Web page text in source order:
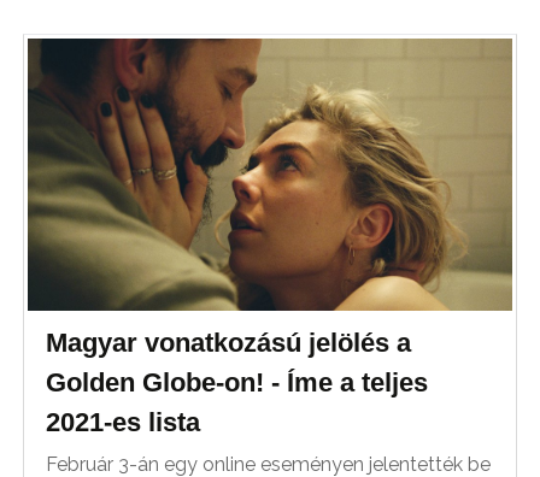
Magyar vonatkozású jelölés a
Golden Globe-on! - Íme a teljes
2021-es lista
Február 3-án egy online eseményen jelentették be